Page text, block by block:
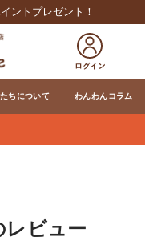
ントプレゼント！
ちについて わんわんコラム
レビュー